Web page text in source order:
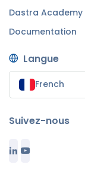
Dastra Academy
Documentation
Langue
French
Suivez-nous